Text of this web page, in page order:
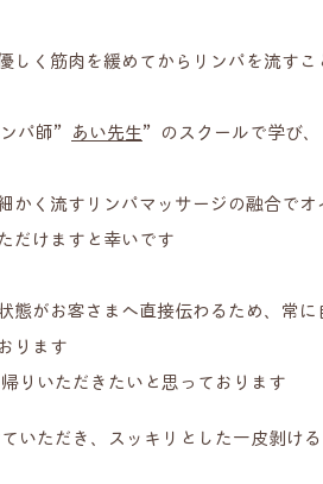
しく筋肉を緩めてからリンパを流すこ
パ師”
あい先生”のスクールで学び
かく流すリンパマッサージの融合でオ
だけますと幸いです
態がお客さまへ直接伝わるため、常に
ります
りいただきたいと思っております
いただき、スッキリとした一皮剝け